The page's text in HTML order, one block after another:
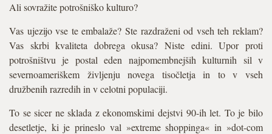
Ali sovražite potrošniško kulturo?
Vas ujezijo vse te embalaže? Ste razdraženi od vseh teh reklam?
Vas skrbi kvaliteta dobrega okusa? Niste edini. Upor proti
potrošništvu je postal eden najpomembnejših kulturnih sil v
severnoameriškem življenju novega tisočletja in to v vseh
družbenih razredih in v celotni populaciji.
To se sicer ne sklada z ekonomskimi dejstvi 90-ih let. To je bilo
desetletje, ki je prineslo val »extreme shoppinga« in »dot-com